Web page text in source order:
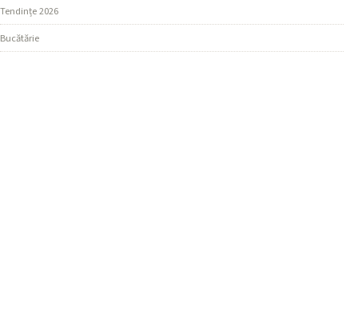
Tendințe 2026
Bucătărie